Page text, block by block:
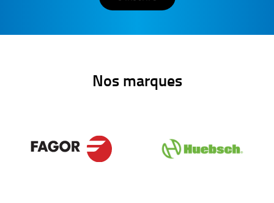
Nos marques